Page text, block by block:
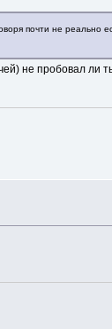
почти не
не пробовал ли